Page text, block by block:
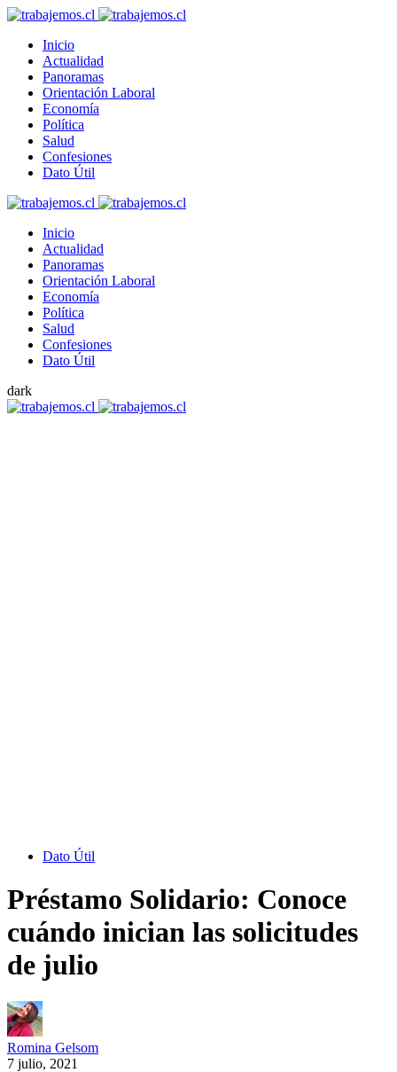
Inicio
Actualidad
Panoramas
Orientación Laboral
Economía
Política
Salud
Confesiones
Dato Útil
Inicio
Actualidad
Panoramas
Orientación Laboral
Economía
Política
Salud
Confesiones
Dato Útil
dark
Dato Útil
Préstamo Solidario: Conoce
cuándo inician las solicitudes
de julio
Romina Gelsom
7 julio, 2021